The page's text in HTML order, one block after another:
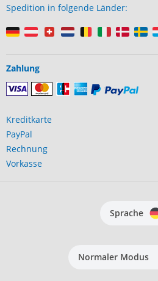
Spedition in folgende Länder:
Zahlung
Kreditkarte
PayPal
Rechnung
Vorkasse
Sprache
Normaler Modus